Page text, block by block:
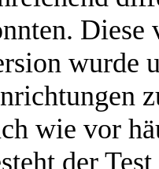
Diese
wurde
wie vor
der